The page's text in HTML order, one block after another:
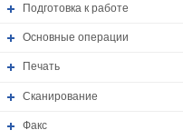
Подготовка к работе
Основные операции
Печать
Сканирование
Факс